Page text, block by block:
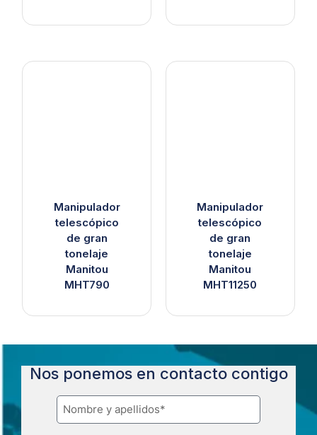
Manipulador
telescópico
de gran
tonelaje
Manitou
MHT790
Manipulador
telescópico
de gran
tonelaje
Manitou
MHT11250
Nos ponemos en contacto contigo